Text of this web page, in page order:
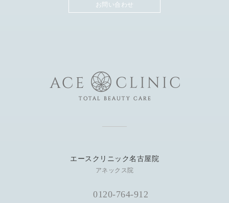
お問い合わせ
エースクリニック名古屋院
アネックス院
0120-764-912